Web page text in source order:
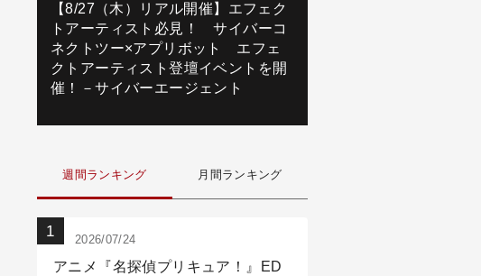
【8/27（木）リアル開催】エフェク
トアーティスト必見！ サイバーコ
ネクトツー×アプリボット エフェ
クトアーティスト登壇イベントを開
催！－サイバーエージェント
週間ランキング 月間ランキング
2026/07/24
アニメ『名探偵プリキュア！』ED